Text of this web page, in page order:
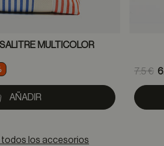
MULTICOLOR
AÑADIR
7.5 €
to
todos los accesorios